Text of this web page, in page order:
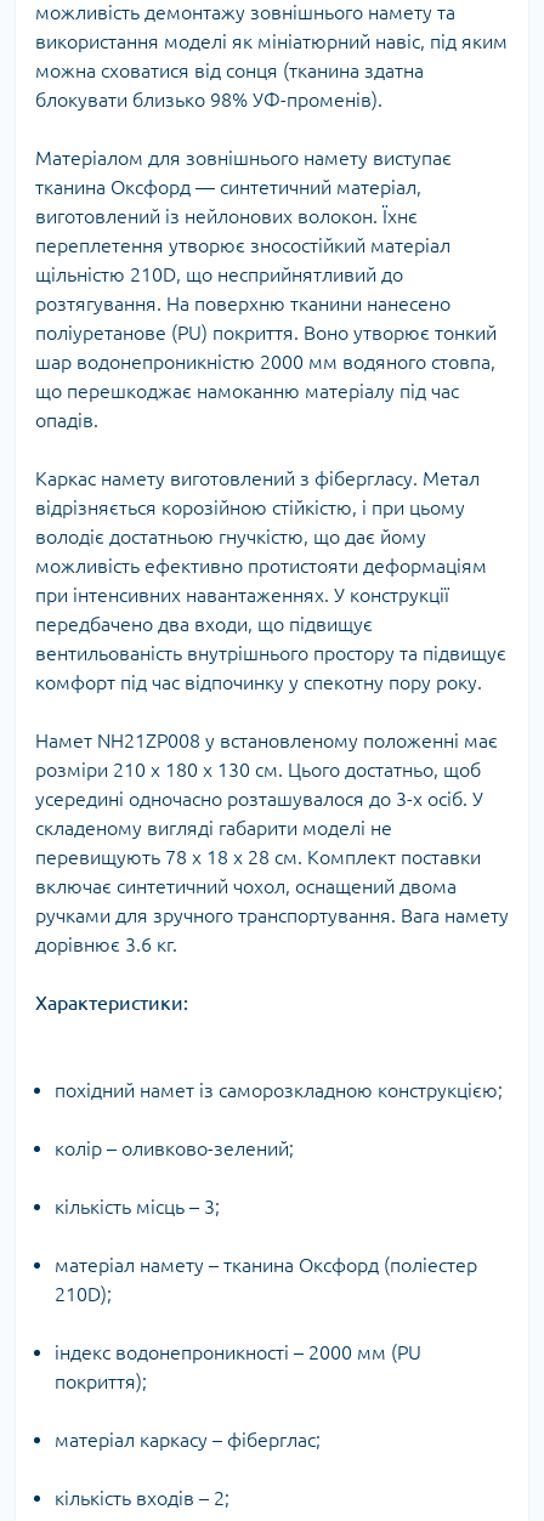
можливість демонтажу зовнішнього намету та
використання моделі як мініатюрний навіс, під яким
можна сховатися від сонця (тканина здатна
блокувати близько 98% УФ-променів).
Матеріалом для зовнішнього намету виступає
тканина Оксфорд — синтетичний матеріал,
виготовлений із нейлонових волокон. Їхнє
переплетення утворює зносостійкий матеріал
щільністю 210D, що несприйнятливий до
розтягування. На поверхню тканини нанесено
поліуретанове (PU) покриття. Воно утворює тонкий
шар водонепроникністю 2000 мм водяного стовпа,
що перешкоджає намоканню матеріалу під час
опадів.
Каркас намету виготовлений з фібергласу. Метал
відрізняється корозійною стійкістю, і при цьому
володіє достатньою гнучкістю, що дає йому
можливість ефективно протистояти деформаціям
при інтенсивних навантаженнях. У конструкції
передбачено два входи, що підвищує
вентильованість внутрішнього простору та підвищує
комфорт під час відпочинку у спекотну пору року.
Намет NH21ZP008 у встановленому положенні має
розміри 210 x 180 x 130 см. Цього достатньо, щоб
усередині одночасно розташувалося до 3-х осіб. У
складеному вигляді габарити моделі не
перевищують 78 х 18 х 28 см. Комплект поставки
включає синтетичний чохол, оснащений двома
ручками для зручного транспортування. Вага намету
дорівнює 3.6 кг.
Характеристики:
похідний намет із саморозкладною конструкцією;
колір – оливково-зелений;
кількість місць – 3;
матеріал намету – тканина Оксфорд (поліестер
210D);
індекс водонепроникності – 2000 мм (PU
покриття);
матеріал каркасу – фіберглас;
кількість входів – 2;